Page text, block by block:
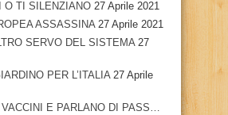
O TI SILENZIANO 27 Aprile 2021
ASSASSINA 27 Aprile 2021
SERVO DEL SISTEMA 27
PER L’ITALIA 27 Aprile
VACCINI E PARLANO DI PASS…